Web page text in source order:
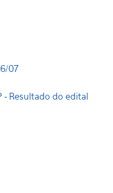
07
- Resultado do edital